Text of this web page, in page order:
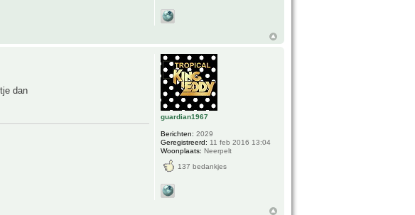
dan
guardian1967
Berichten: 2029
Geregistreerd: 11 feb 2016 13:04
Woonplaats: Neerpelt
137 bedankjes